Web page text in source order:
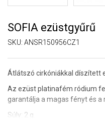
SOFIA ezüstgyűrű
SKU: ANSR150956CZ1
Átlátszó cirkóniákkal díszített
Az ezüst platinafém ródium
garantálja a magas fényt és a
Súly: 2 g.